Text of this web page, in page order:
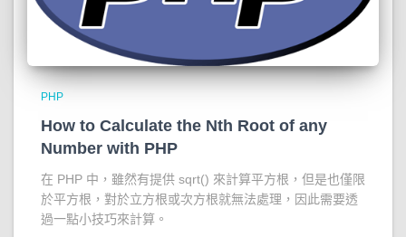
PHP
How to Calculate the Nth Root of any
Number with PHP
在 PHP 中，雖然有提供 sqrt() 來計算平方根，但是也僅限
於平方根，對於立方根或次方根就無法處理，因此需要透
過一點小技巧來計算。